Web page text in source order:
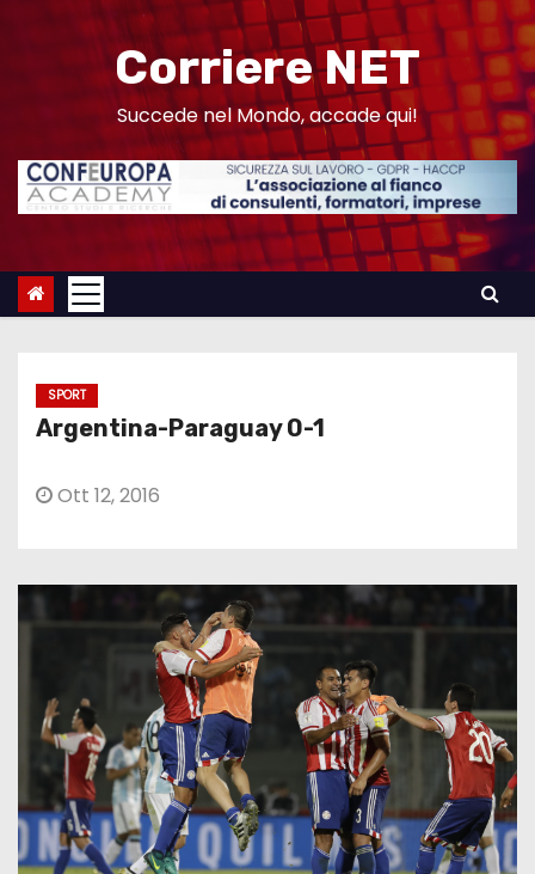
n
Corriere NET
Succede nel Mondo, accade qui!
SPORT
Argentina-Paraguay 0-1
Ott 12, 2016